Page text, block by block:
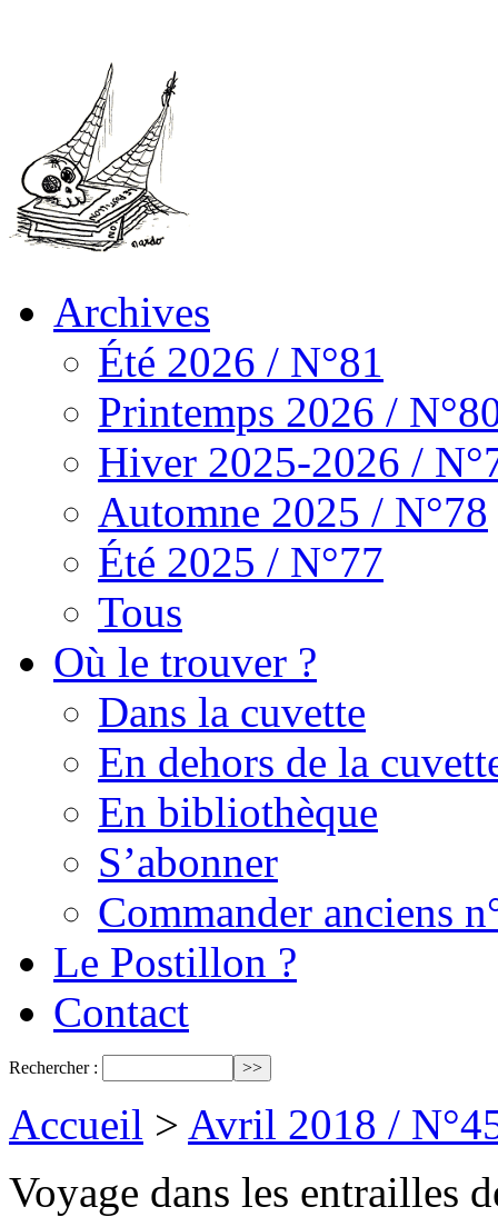
Archives
Été 2026 / N°81
Printemps 2026 /
Hiver 2025-2026 /
Automne 2025 / N°78
Été 2025 / N°77
Tous
Où le trouver ?
Dans la cuvette
En dehors de la
En bibliothèque
S’abonner
Commander anciens
Le Postillon ?
Contact
Rechercher :
Accueil > Avril 2018 /
Voyage dans les entrailles